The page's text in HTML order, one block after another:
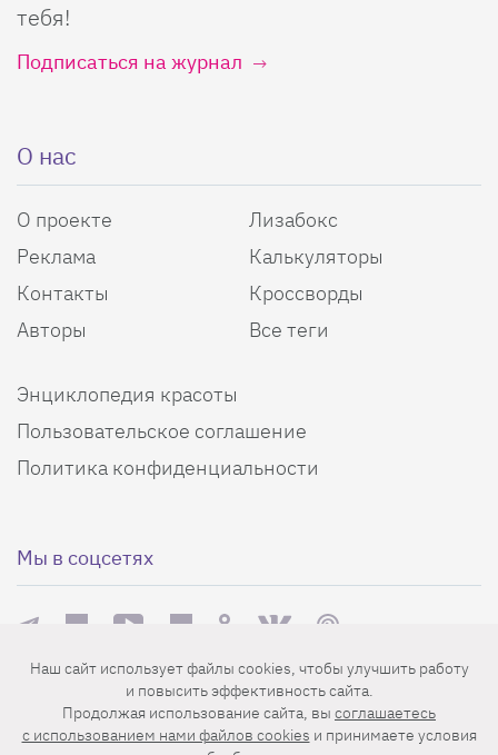
тебя!
Подписаться на журнал
О нас
О проекте
Реклама
Контакты
Авторы
Лизабокс
Калькуляторы
Кроссворды
Все теги
Энциклопедия красоты
Пользовательское соглашение
Политика конфиденциальности
Мы в соцсетях
Еженедельная рассылка с лучшими статьями
Наш сайт использует файлы cookies, чтобы улучшить работу
и повысить эффективность сайта.
Продолжая использование сайта, вы соглашаетесь
c использованием нами файлов cookies и принимаете условия